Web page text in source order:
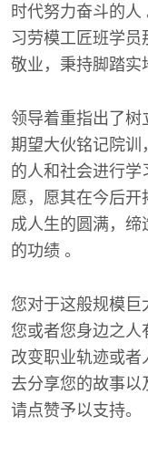
时代努力奋斗的人
习劳模工匠班学
敬业，秉持脚踏实
领导着重指出了树
期望大伙铭记院训
的人和社会进行
愿，愿其在今后开
成人生的圆满，缔
的功绩 。
您对于这般规模巨
您或者您身边之人
改变职业轨迹或者
去分享您的故事以
请点赞予以支持。